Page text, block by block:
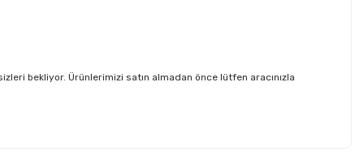
bekliyor. Ürünlerimizi satın almadan önce lütfen aracınızla